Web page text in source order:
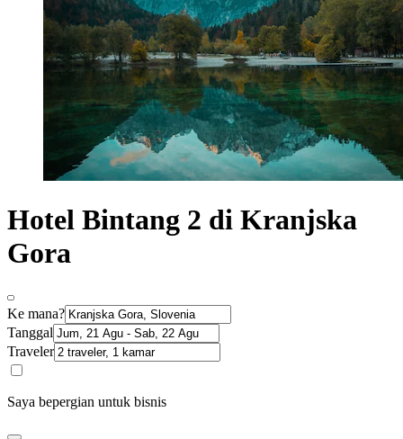
Hotel Bintang 2 di Kranjska
Gora
Ke mana?
Tanggal
Traveler
Saya bepergian untuk bisnis